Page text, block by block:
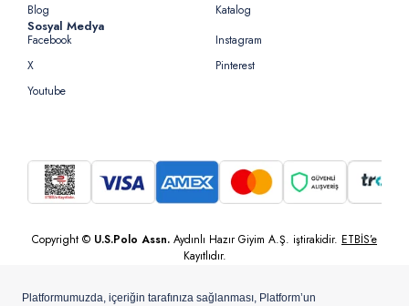
Blog
Katalog
Sosyal Medya
Facebook
Instagram
X
Pinterest
Youtube
Copyright © U.S.Polo Assn. Aydınlı Hazır Giyim A.Ş. iştirakidir. ETBİS’e
Kayıtlıdır.